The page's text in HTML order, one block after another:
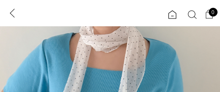
로그인 0
ENG
TW
JP
리뷰 & 혜택 플러스핏 회원혜택
0